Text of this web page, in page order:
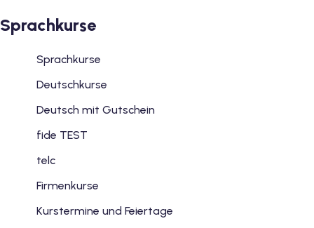
Sprachkurse
Sprachkurse
Deutschkurse
Deutsch mit Gutschein
fide TEST
telc
Firmenkurse
Kurstermine und Feiertage